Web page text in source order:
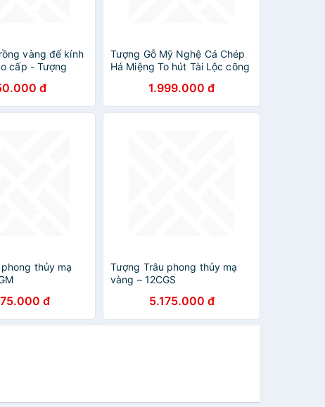
vàng đế kính
cấp - Tượng
đ
Tượng Gỗ Mỹ Nghệ Cá Chép
Há Miệng To hút Tài Lộc cõng
trên lưng Gỗ gõ màu đen
huyền Size Size cao 50cm x
ngang 20cm x sâu 15cm Anh
1.999.000 đ
thủy mạ
đ
Tượng Trâu phong thủy mạ
vàng – 12CGS
5.175.000 đ